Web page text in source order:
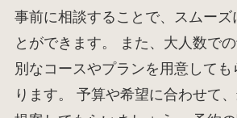
事前に相談することで、スムーズ
とができます。 また、大人数で
別なコースやプランを用意して
ります。 予算や希望に合わせて